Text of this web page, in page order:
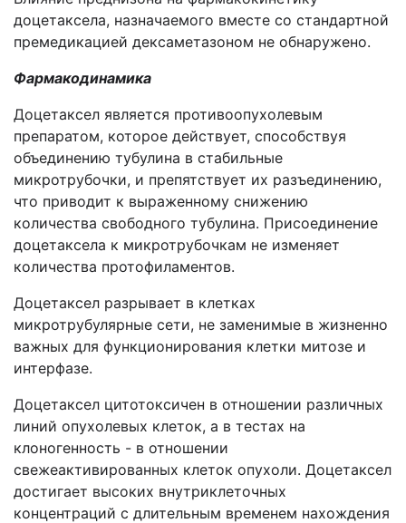
доцетаксела, назначаемого вместе со стандартной
премедикацией дексаметазоном не обнаружено.
Фармакодинамика
Доцетаксел является противоопухолевым
препаратом, которое действует, способствуя
объединению тубулина в стабильные
микротрубочки, и препятствует их разъединению,
что приводит к выраженному снижению
количества свободного тубулина. Присоединение
доцетаксела к микротрубочкам не изменяет
количества протофиламентов.
Доцетаксел разрывает в клетках
микротрубулярные сети, не заменимые в жизненно
важных для функционирования клетки митозе и
интерфазе.
Доцетаксел цитотоксичен в отношении различных
линий опухолевых клеток, а в тестах на
клоногенность - в отношении
свежеактивированных клеток опухоли. Доцетаксел
достигает высоких внутриклеточных
концентраций с длительным временем нахождения